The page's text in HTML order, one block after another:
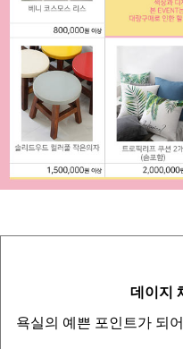
데이지
욕실의 예쁜 포인트가 되